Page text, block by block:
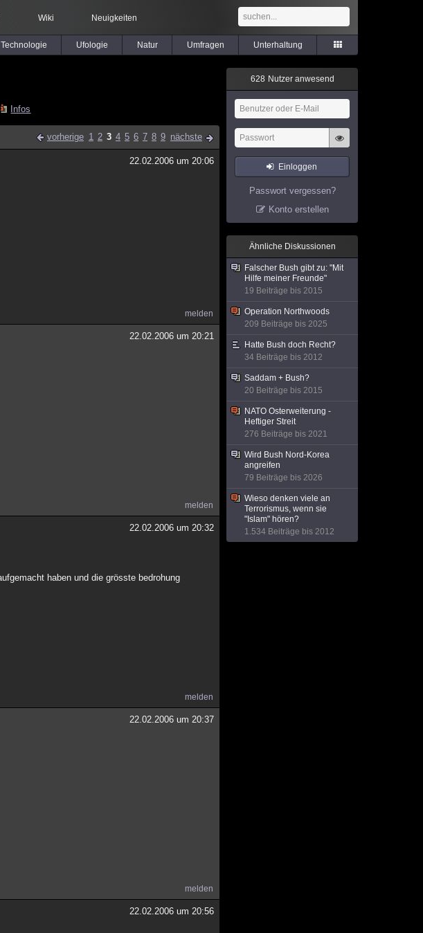
Wiki Neuigkeiten
Technologie Ufologie Natur Umfragen Unterhaltung
Infos
vorherige 1 2 3 4 5 6 7 8 9 nächste
22.02.2006 um 20:06
melden
22.02.2006 um 20:21
melden
22.02.2006 um 20:32
haben und die grösste bedrohung
melden
22.02.2006 um 20:37
melden
22.02.2006 um 20:56
628 Nutzer anwesend
Einloggen
Passwort vergessen?
Konto erstellen
Ähnliche Diskussionen
Falscher Bush gibt zu: "Mit
Hilfe meiner Freunde"
19 Beiträge bis 2015
Operation Northwoods
209 Beiträge bis 2025
Hatte Bush doch Recht?
34 Beiträge bis 2012
Saddam + Bush?
20 Beiträge bis 2015
NATO Osterweiterung -
Heftiger Streit
276 Beiträge bis 2021
Wird Bush Nord-Korea
angreifen
79 Beiträge bis 2026
Wieso denken viele an
Terrorismus, wenn sie
"Islam" hören?
1.534 Beiträge bis 2012